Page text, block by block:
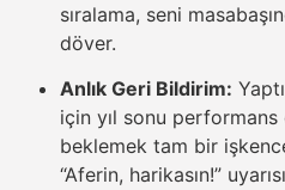
sıralama, seni
döver.
Anlık Geri Bildirim:
için yıl sonu
beklemek tam bir
“Aferin, harikasın!”